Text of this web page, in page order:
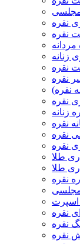
نقره
نقره
زنانه
نقره
نقره
نقره)
نقره
زنانه
نقره
نقره
نقره
طلا
طلا
نقره
اسپرت
نقره
نقره
نقره